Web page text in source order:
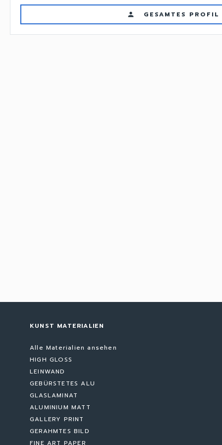
person GESAMTES PROFIL
KUNST MATERIALIEN
Alle Materialien ansehen
HIGH GLOSS
LEINWAND
GEBÜRSTETES ALU
GLASLAMINAT
ALUMINIUM MATT
GALLERY PRINT
GERAHMTES BILD
FINE ART PAPER